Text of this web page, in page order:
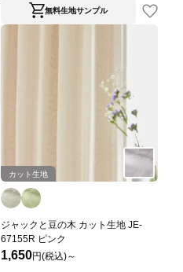
無料生地サンプル
カット生地
ジャックと豆の木 カット生地 JE-
67155R ピンク
1,650円(税込)～